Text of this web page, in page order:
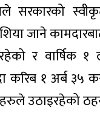
सरकारको
जाने
र वार्षिक १
करिब १ अर्ब ३५
उठाइरहेको